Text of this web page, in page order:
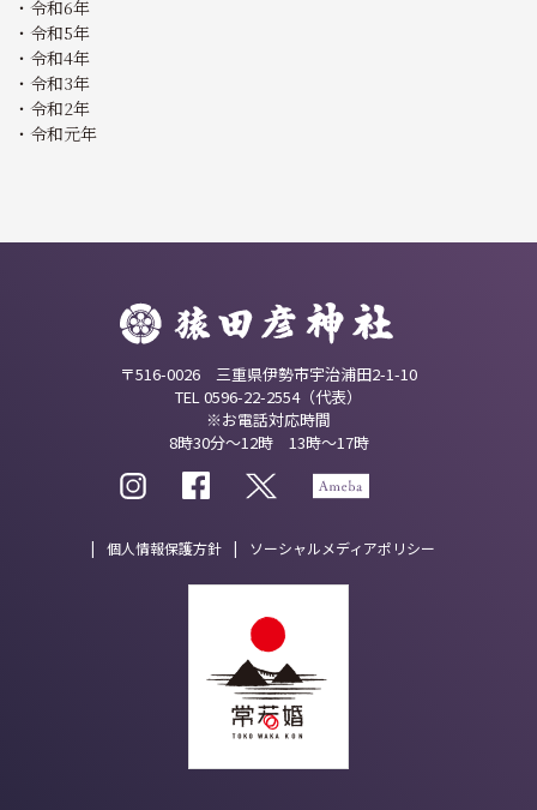
令和6年
令和5年
令和4年
令和3年
令和2年
令和元年
〒516-0026 三重県伊勢市宇治浦田2-1-10
TEL 0596-22-2554（代表）
※お電話対応時間
8時30分～12時 13時～17時
個人情報保護方針 ソーシャルメディアポリシー